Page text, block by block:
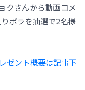
クさんから動画コメ
ポラを抽選で2名様
ゼント概要は記事下